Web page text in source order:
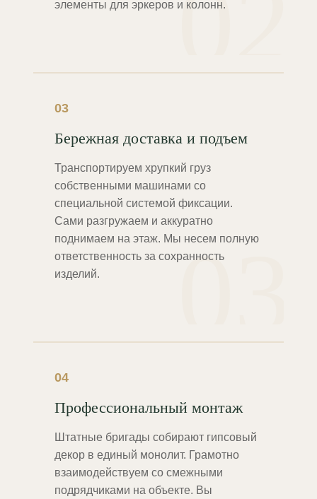
элементы для эркеров и колонн.
03
03
Бережная доставка и подъем
Транспортируем хрупкий груз
собственными машинами со
специальной системой фиксации.
Сами разгружаем и аккуратно
поднимаем на этаж. Мы несем полную
ответственность за сохранность
изделий.
04
Профессиональный монтаж
Штатные бригады собирают гипсовый
декор в единый монолит. Грамотно
взаимодействуем со смежными
подрядчиками на объекте. Вы